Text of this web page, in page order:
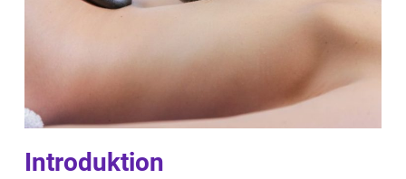
Introduktion